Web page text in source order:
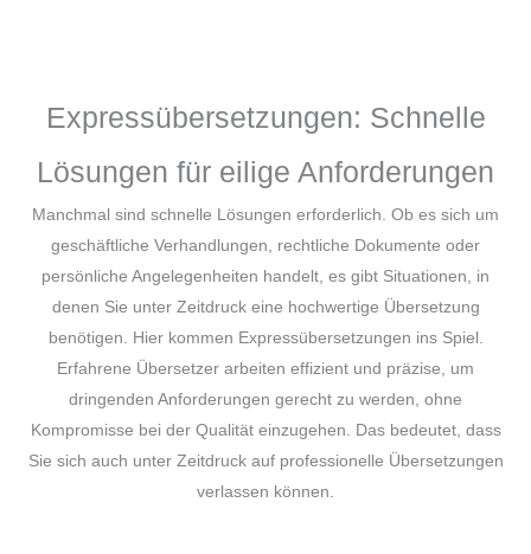
Expressübersetzungen: Schnelle
Lösungen für eilige Anforderungen
Manchmal sind schnelle Lösungen erforderlich. Ob es sich um
geschäftliche Verhandlungen, rechtliche Dokumente oder
persönliche Angelegenheiten handelt, es gibt Situationen, in
denen Sie unter Zeitdruck eine hochwertige Übersetzung
benötigen. Hier kommen Expressübersetzungen ins Spiel.
Erfahrene Übersetzer arbeiten effizient und präzise, um
dringenden Anforderungen gerecht zu werden, ohne
Kompromisse bei der Qualität einzugehen. Das bedeutet, dass
Sie sich auch unter Zeitdruck auf professionelle Übersetzungen
verlassen können.